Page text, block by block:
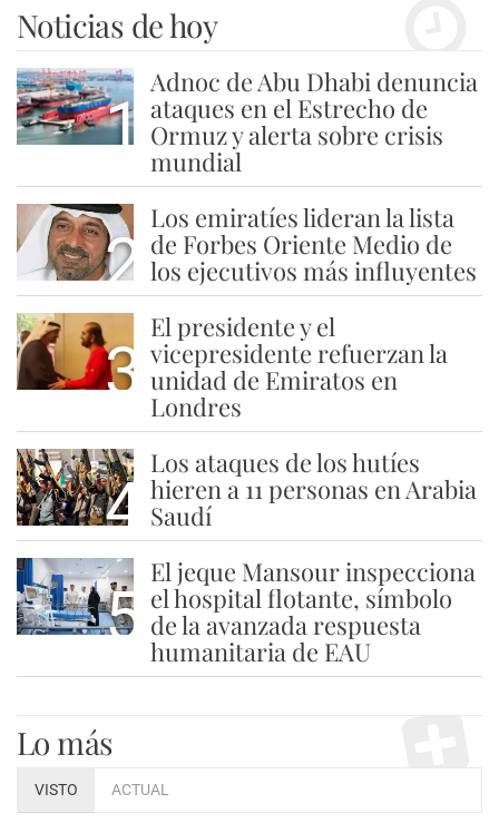
Noticias de hoy
1
Adnoc de Abu Dhabi denuncia
ataques en el Estrecho de
Ormuz y alerta sobre crisis
mundial
2
Los emiratíes lideran la lista
de Forbes Oriente Medio de
los ejecutivos más influyentes
3
El presidente y el
vicepresidente refuerzan la
unidad de Emiratos en
Londres
4
Los ataques de los hutíes
hieren a 11 personas en Arabia
Saudí
5
El jeque Mansour inspecciona
el hospital flotante, símbolo
de la avanzada respuesta
humanitaria de EAU
Lo más
VISTO ACTUAL